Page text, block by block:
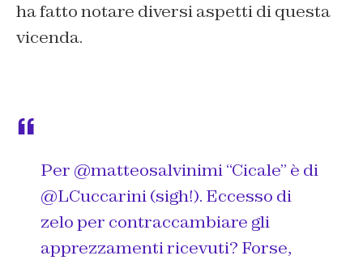
ha fatto notare diversi aspetti di questa
vicenda.
Per @matteosalvinimi“Cicale” è di
@LCuccarini(sigh!). Eccesso di
zelo per contraccambiare gli
apprezzamenti ricevuti? Forse,